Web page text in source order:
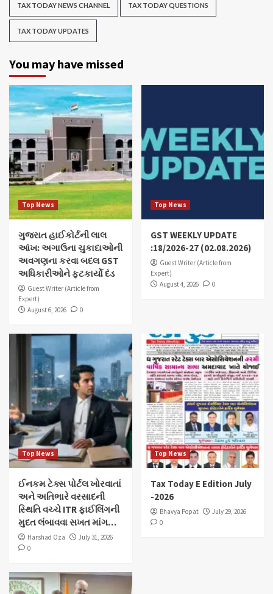
TAX TODAY NEWS CHANNEL TAX TODAY QUESTIONS
TAX TODAY UPDATES
You may have missed
Top News
ગુજરાત હાઈકોર્ટની લાલ
આંખ: અગાઉના ચુકાદાઓની
અવગણના કરવા બદલ GST
અધિકારીઓને ફટકાર્યો દંડ
Guest Writer (Article from
Expert)
August 6, 2026
0
Top News
GST WEEKLY UPDATE
:18/2026-27 (02.08.2026)
Guest Writer (Article from
Expert)
August 4, 2026
0
Top News
ઈનકમ ટેક્સ પોર્ટલ ખોરવાતાં
અને અતિભારે વરસાદની
સ્થિતિ વચ્ચે ITR ફાઈલિંગની
મુદત લંબાવવા સખત માંગ…
Harshad Oza
July 31, 2026
0
Top News
Tax Today E Edition July
-2026
Bhavya Popat
July 29, 2026
0